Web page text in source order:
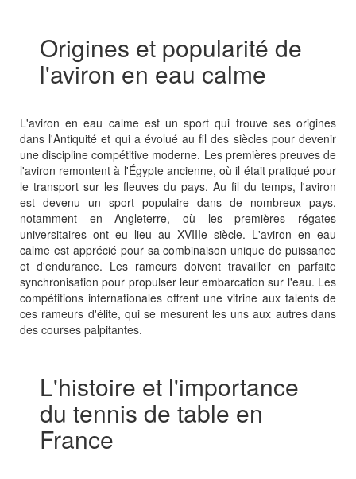
Origines et popularité de
l'aviron en eau calme
L'aviron en eau calme est un sport qui trouve ses origines
dans l'Antiquité et qui a évolué au fil des siècles pour devenir
une discipline compétitive moderne. Les premières preuves de
l'aviron remontent à l'Égypte ancienne, où il était pratiqué pour
le transport sur les fleuves du pays. Au fil du temps, l'aviron
est devenu un sport populaire dans de nombreux pays,
notamment en Angleterre, où les premières régates
universitaires ont eu lieu au XVIIIe siècle. L'aviron en eau
calme est apprécié pour sa combinaison unique de puissance
et d'endurance. Les rameurs doivent travailler en parfaite
synchronisation pour propulser leur embarcation sur l'eau. Les
compétitions internationales offrent une vitrine aux talents de
ces rameurs d'élite, qui se mesurent les uns aux autres dans
des courses palpitantes.
L'histoire et l'importance
du tennis de table en
France